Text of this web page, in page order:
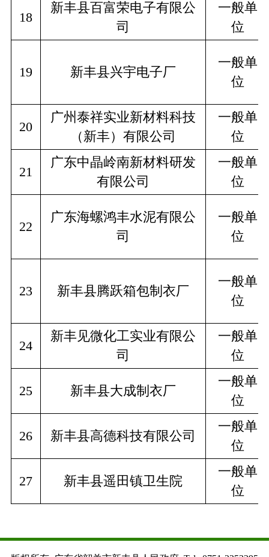
18
新丰县百富荣电子有限公
司
一般单
位
19 新丰县兴宇电子厂
一般单
位
20
广州泰祥实业新材料科技
（新丰）有限公司
一般单
位
21
广东中晶岭南新材料研发
有限公司
一般单
位
22
广东海螺鸿丰水泥有限公
司
一般单
位
23 新丰县腾跃箱包制衣厂
一般单
位
24
新丰见微化工实业有限公
司
一般单
位
25 新丰县大成制衣厂
一般单
位
26 新丰县高德科技有限公司
一般单
位
27 新丰县遥田镇卫生院
一般单
位